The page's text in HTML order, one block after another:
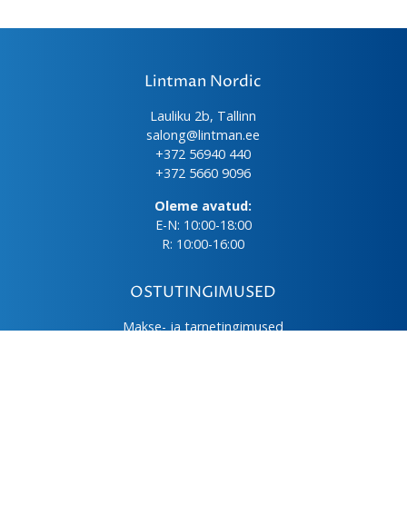
Lintman Nordic
Lauliku 2b, Tallinn
salong@lintman.ee
+372 56940 440
+372 5660 9096
Oleme avatud:
E-N: 10:00-18:00
R: 10:00-16:00
OSTUTINGIMUSED
Makse- ja tarnetingimused